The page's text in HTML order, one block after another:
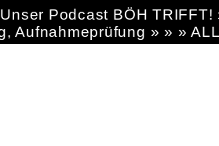
Podcast BÖH TRIFFT!
Aufnahmeprüfung » » »